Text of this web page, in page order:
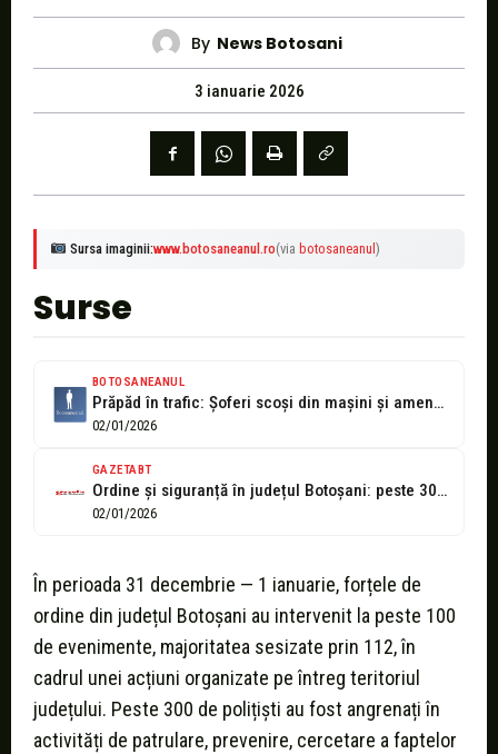
By News Botosani
3 ianuarie 2026
Sursa imaginii:www.botosaneanul.ro(via botosaneanul )
Surse
BOTOSANEANUL
Prăpăd în trafic: Șoferi scoși din mașini și amenzi date de polițiști
02/01/2026
GAZETABT
Ordine și siguranță în județul Botoșani: peste 300 de polițiști au acționat...
02/01/2026
În perioada 31 decembrie — 1 ianuarie, forțele de
ordine din județul Botoșani au intervenit la peste 100
de evenimente, majoritatea sesizate prin 112, în
cadrul unei acțiuni organizate pe întreg teritoriul
județului. Peste 300 de polițiști au fost angrenați în
activități de patrulare, prevenire, cercetare a faptelor